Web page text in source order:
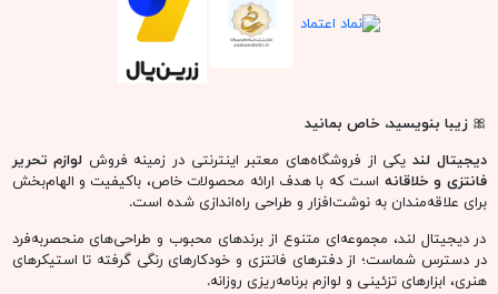
🎀زیبا بنویسید، خاص بمانید
دیجیتال لند یکی از فروشگاه‌های معتبر اینترنتی در زمینه فروش لوازم تحریر
فانتزی و خلاقانه است که با هدف ارائه محصولات خاص، باکیفیت و الهام‌بخش
برای علاقه‌مندان به نوشت‌افزار و طراحی راه‌اندازی شده است.
در دیجیتال لند، مجموعه‌ای متنوع از برندهای محبوب و طراحی‌های منحصربه‌فرد
در دسترس شماست؛ از دفترهای فانتزی و خودکارهای رنگی گرفته تا استیکرهای
هنری، ابزارهای تزئینی و لوازم برنامه‌ریزی روزانه.